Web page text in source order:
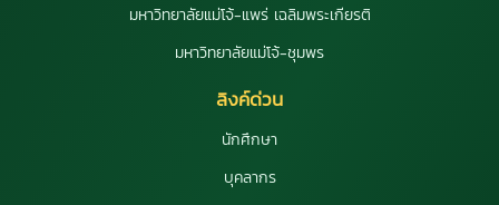
มหาวิทยาลัยแม่โจ้-แพร่ เฉลิมพระเกียรติ
มหาวิทยาลัยแม่โจ้-ชุมพร
ลิงค์ด่วน
นักศึกษา
บุคลากร